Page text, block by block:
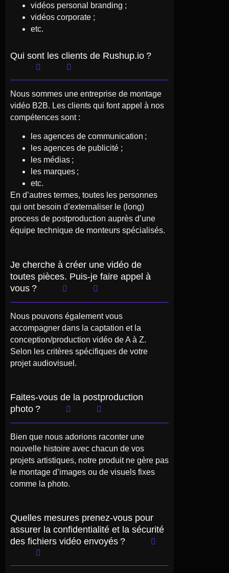
vidéos personal branding ;
vidéos corporate ;
etc.
Qui sont les clients de Rushup.io ?
Nous sommes une entreprise de montage
vidéo B2B. Les clients qui font appel à nos
compétences sont :
les agences de communication ;
les agences de publicité ;
les médias ;
les marques ;
etc.
En d’autres termes, toutes les personnes
qui ont besoin d’externaliser le (long)
process de postproduction auprès d’une
équipe technique de monteurs spécialisés.
Je cherche à créer une vidéo de
toutes pièces. Puis-je faire appel à
vous ?
Nous pouvons également vous
accompagner dans la captation et la
conception/production vidéo de A à Z.
Selon les critères spécifiques de votre
projet audiovisuel.
Faites-vous de la postproduction
photo ?
Bien que nous adorions raconter une
nouvelle histoire avec chacun de vos
projets artistiques, notre produit ne gère pas
le montage d’images ou de visuels fixes
comme la photo.
Quelles mesures prenez-vous pour
assurer la confidentialité et la sécurité
des fichiers vidéo envoyés ?